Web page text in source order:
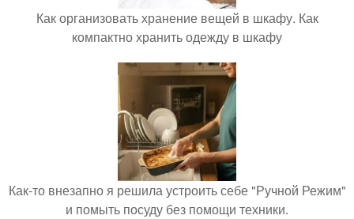
Как организовать хранение вещей в шкафу. Как
компактно хранить одежду в шкафу
Как-то внезапно я решила устроить себе "Ручной Режим"
и помыть посуду без помощи техники.